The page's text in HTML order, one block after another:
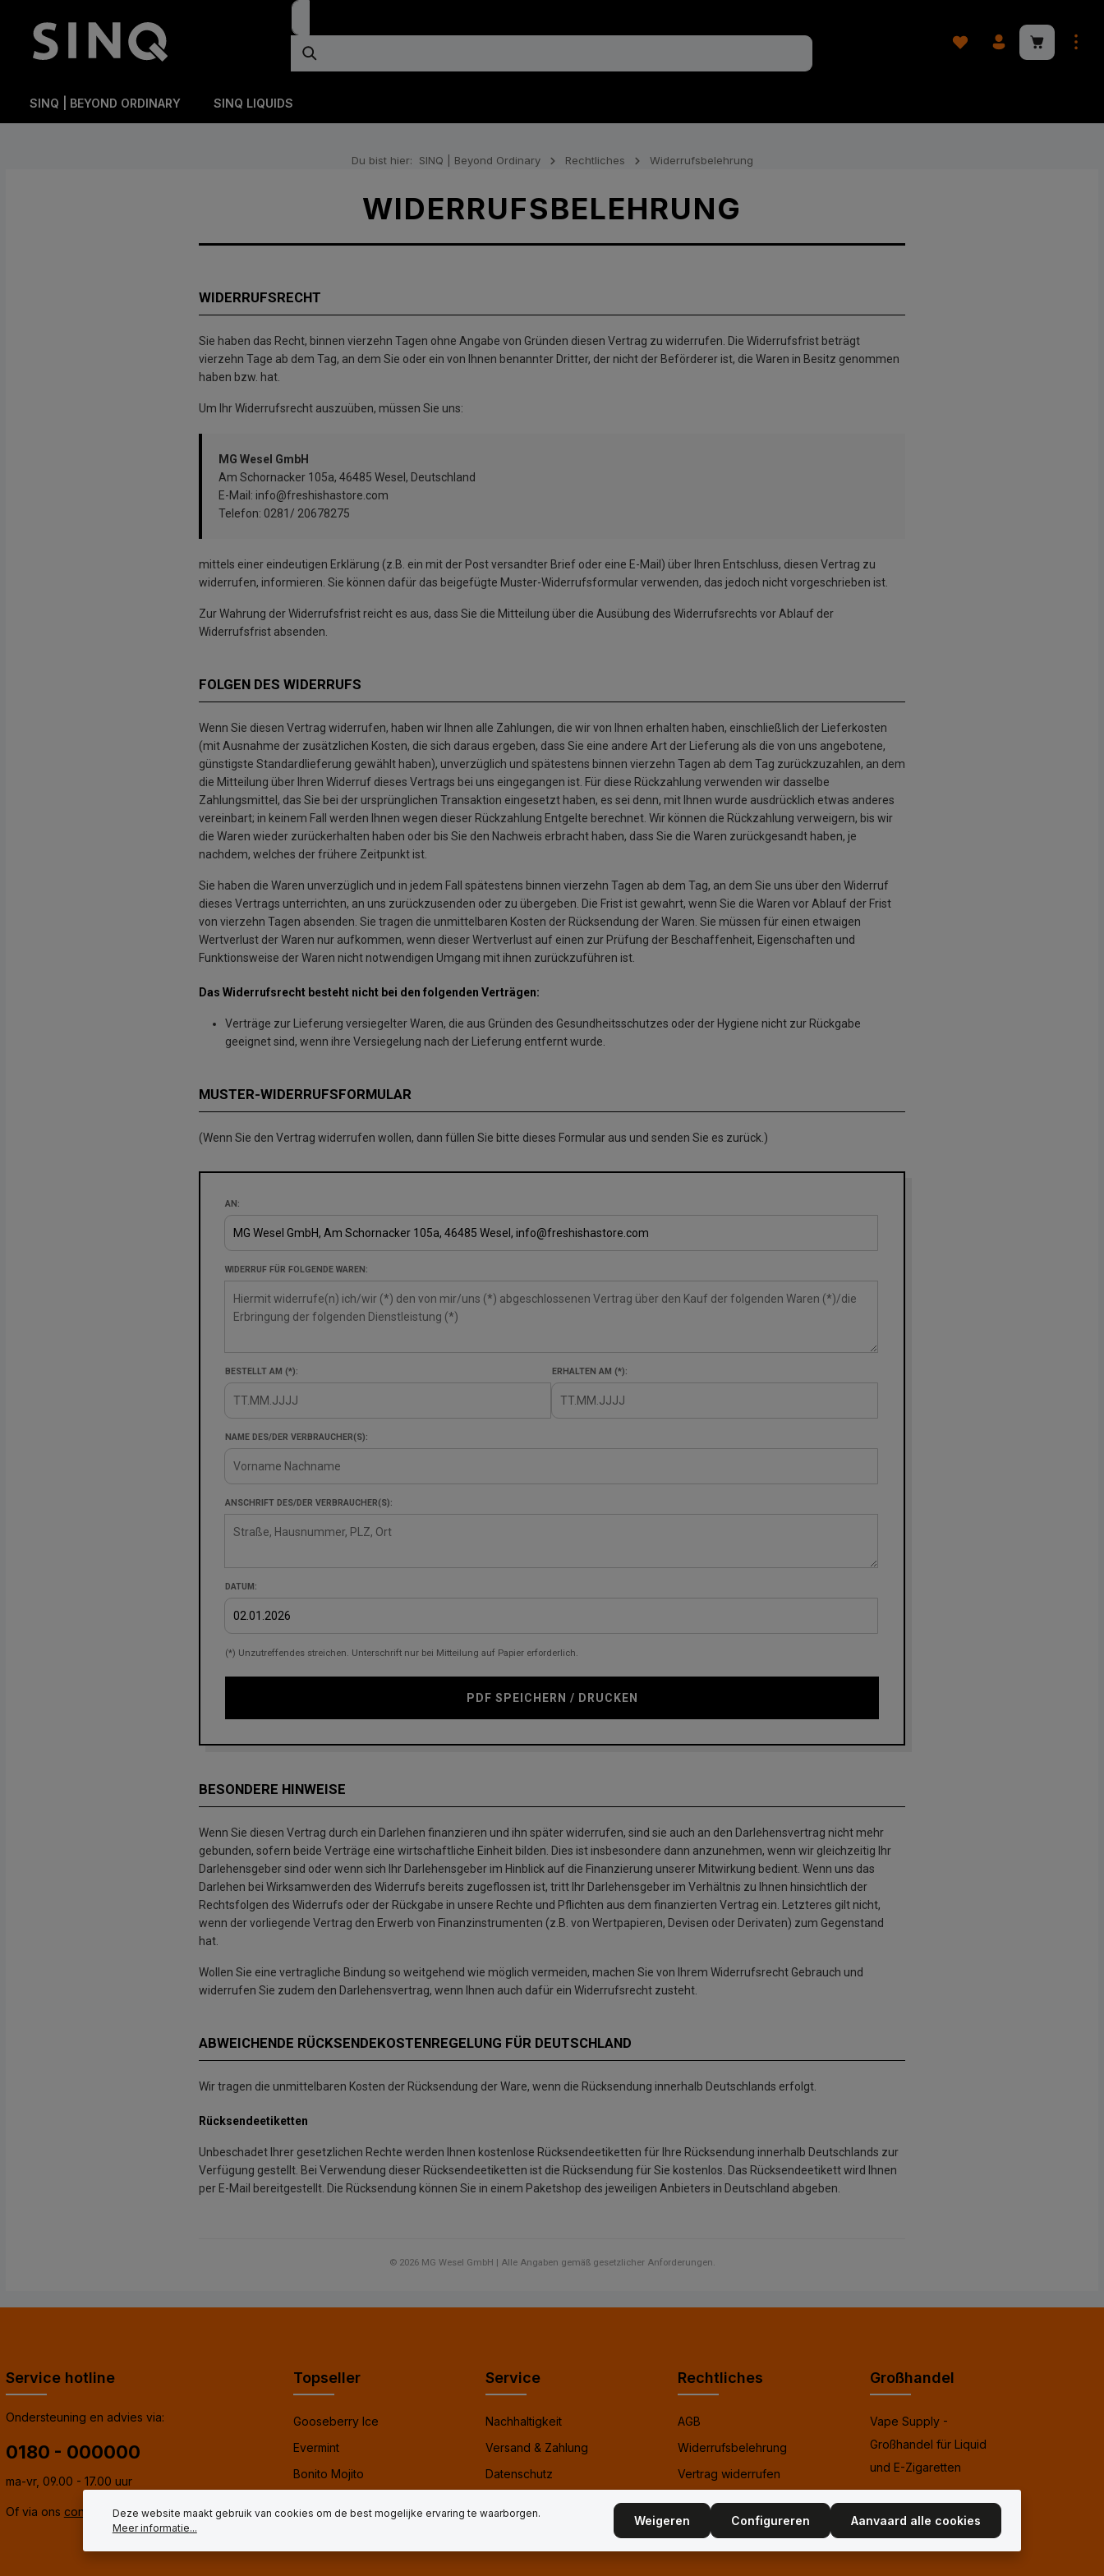
SINQ | BEYOND ORDINARY SINQ LIQUIDS
Du bist hier: SINQ | Beyond Ordinary Rechtliches Widerrufsbelehrung
WIDERRUFSBELEHRUNG
WIDERRUFSRECHT
Sie haben das Recht, binnen vierzehn Tagen ohne Angabe von Gründen diesen Vertrag zu widerrufen. Die Widerrufsfrist beträgt
vierzehn Tage ab dem Tag, an dem Sie oder ein von Ihnen benannter Dritter, der nicht der Beförderer ist, die Waren in Besitz genommen
haben bzw. hat.
Um Ihr Widerrufsrecht auszuüben, müssen Sie uns:
MG Wesel GmbH
Am Schornacker 105a, 46485 Wesel, Deutschland
E-Mail: info@freshishastore.com
Telefon: 0281/ 20678275
mittels einer eindeutigen Erklärung (z.B. ein mit der Post versandter Brief oder eine E-Mail) über Ihren Entschluss, diesen Vertrag zu
widerrufen, informieren. Sie können dafür das beigefügte Muster-Widerrufsformular verwenden, das jedoch nicht vorgeschrieben ist.
Zur Wahrung der Widerrufsfrist reicht es aus, dass Sie die Mitteilung über die Ausübung des Widerrufsrechts vor Ablauf der
Widerrufsfrist absenden.
FOLGEN DES WIDERRUFS
Wenn Sie diesen Vertrag widerrufen, haben wir Ihnen alle Zahlungen, die wir von Ihnen erhalten haben, einschließlich der Lieferkosten
(mit Ausnahme der zusätzlichen Kosten, die sich daraus ergeben, dass Sie eine andere Art der Lieferung als die von uns angebotene,
günstigste Standardlieferung gewählt haben), unverzüglich und spätestens binnen vierzehn Tagen ab dem Tag zurückzuzahlen, an dem
die Mitteilung über Ihren Widerruf dieses Vertrags bei uns eingegangen ist. Für diese Rückzahlung verwenden wir dasselbe
Zahlungsmittel, das Sie bei der ursprünglichen Transaktion eingesetzt haben, es sei denn, mit Ihnen wurde ausdrücklich etwas anderes
vereinbart; in keinem Fall werden Ihnen wegen dieser Rückzahlung Entgelte berechnet. Wir können die Rückzahlung verweigern, bis wir
die Waren wieder zurückerhalten haben oder bis Sie den Nachweis erbracht haben, dass Sie die Waren zurückgesandt haben, je
nachdem, welches der frühere Zeitpunkt ist.
Sie haben die Waren unverzüglich und in jedem Fall spätestens binnen vierzehn Tagen ab dem Tag, an dem Sie uns über den Widerruf
dieses Vertrags unterrichten, an uns zurückzusenden oder zu übergeben. Die Frist ist gewahrt, wenn Sie die Waren vor Ablauf der Frist
von vierzehn Tagen absenden. Sie tragen die unmittelbaren Kosten der Rücksendung der Waren. Sie müssen für einen etwaigen
Wertverlust der Waren nur aufkommen, wenn dieser Wertverlust auf einen zur Prüfung der Beschaffenheit, Eigenschaften und
Funktionsweise der Waren nicht notwendigen Umgang mit ihnen zurückzuführen ist.
Das Widerrufsrecht besteht nicht bei den folgenden Verträgen:
Verträge zur Lieferung versiegelter Waren, die aus Gründen des Gesundheitsschutzes oder der Hygiene nicht zur Rückgabe
geeignet sind, wenn ihre Versiegelung nach der Lieferung entfernt wurde.
MUSTER-WIDERRUFSFORMULAR
(Wenn Sie den Vertrag widerrufen wollen, dann füllen Sie bitte dieses Formular aus und senden Sie es zurück.)
AN:
WIDERRUF FÜR FOLGENDE WAREN:
BESTELLT AM (*): ERHALTEN AM (*):
NAME DES/DER VERBRAUCHER(S):
ANSCHRIFT DES/DER VERBRAUCHER(S):
DATUM:
(*) Unzutreffendes streichen. Unterschrift nur bei Mitteilung auf Papier erforderlich.
PDF SPEICHERN / DRUCKEN
BESONDERE HINWEISE
Wenn Sie diesen Vertrag durch ein Darlehen finanzieren und ihn später widerrufen, sind sie auch an den Darlehensvertrag nicht mehr
gebunden, sofern beide Verträge eine wirtschaftliche Einheit bilden. Dies ist insbesondere dann anzunehmen, wenn wir gleichzeitig Ihr
Darlehensgeber sind oder wenn sich Ihr Darlehensgeber im Hinblick auf die Finanzierung unserer Mitwirkung bedient. Wenn uns das
Darlehen bei Wirksamwerden des Widerrufs bereits zugeflossen ist, tritt Ihr Darlehensgeber im Verhältnis zu Ihnen hinsichtlich der
Rechtsfolgen des Widerrufs oder der Rückgabe in unsere Rechte und Pflichten aus dem finanzierten Vertrag ein. Letzteres gilt nicht,
wenn der vorliegende Vertrag den Erwerb von Finanzinstrumenten (z.B. von Wertpapieren, Devisen oder Derivaten) zum Gegenstand
hat.
Wollen Sie eine vertragliche Bindung so weitgehend wie möglich vermeiden, machen Sie von Ihrem Widerrufsrecht Gebrauch und
widerrufen Sie zudem den Darlehensvertrag, wenn Ihnen auch dafür ein Widerrufsrecht zusteht.
ABWEICHENDE RÜCKSENDEKOSTENREGELUNG FÜR DEUTSCHLAND
Wir tragen die unmittelbaren Kosten der Rücksendung der Ware, wenn die Rücksendung innerhalb Deutschlands erfolgt.
Rücksendeetiketten
Unbeschadet Ihrer gesetzlichen Rechte werden Ihnen kostenlose Rücksendeetiketten für Ihre Rücksendung innerhalb Deutschlands zur
Verfügung gestellt. Bei Verwendung dieser Rücksendeetiketten ist die Rücksendung für Sie kostenlos. Das Rücksendeetikett wird Ihnen
per E-Mail bereitgestellt. Die Rücksendung können Sie in einem Paketshop des jeweiligen Anbieters in Deutschland abgeben.
© 2026 MG Wesel GmbH | Alle Angaben gemäß gesetzlicher Anforderungen.
Service hotline
Ondersteuning en advies via:
0180 - 000000
ma-vr, 09.00 - 17.00 uur
Of via ons contactformulier.
Topseller
Gooseberry Ice
Evermint
Bonito Mojito
Service
Nachhaltigkeit
Versand & Zahlung
Datenschutz
Rechtliches
AGB
Widerrufsbelehrung
Vertrag widerrufen
Elektro- &
Batteriegesetz
Großhandel
Vape Supply -
Großhandel für Liquid
und E-Zigaretten
Deze website maakt gebruik van cookies om de best mogelijke ervaring te waarborgen.
Meer informatie...
Weigeren Configureren Aanvaard alle cookies